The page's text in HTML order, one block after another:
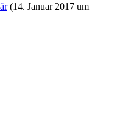
(14. Januar 2017 um